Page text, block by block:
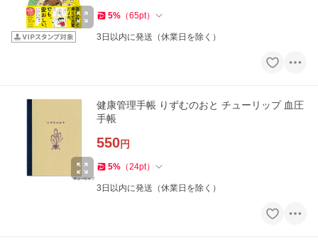
5% （65pt）
3日以内に発送（休業日を除く）
健康管理手帳 りずむのおと チューリップ 血圧
手帳
550円
5% （24pt）
3日以内に発送（休業日を除く）